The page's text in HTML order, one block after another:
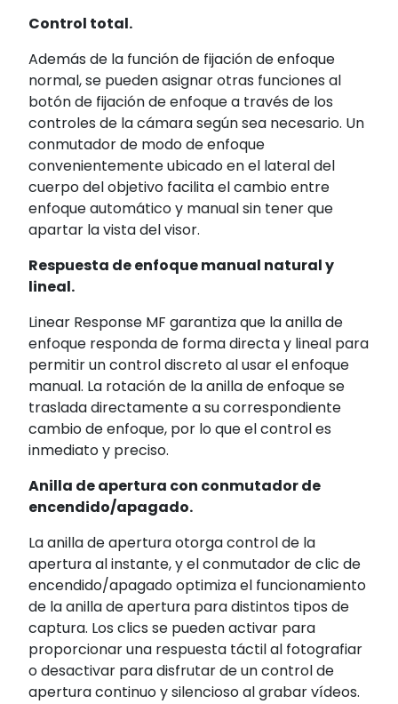
Control total.
Además de la función de fijación de enfoque
normal, se pueden asignar otras funciones al
botón de fijación de enfoque a través de los
controles de la cámara según sea necesario. Un
conmutador de modo de enfoque
convenientemente ubicado en el lateral del
cuerpo del objetivo facilita el cambio entre
enfoque automático y manual sin tener que
apartar la vista del visor.
Respuesta de enfoque manual natural y
lineal.
Linear Response MF garantiza que la anilla de
enfoque responda de forma directa y lineal para
permitir un control discreto al usar el enfoque
manual. La rotación de la anilla de enfoque se
traslada directamente a su correspondiente
cambio de enfoque, por lo que el control es
inmediato y preciso.
Anilla de apertura con conmutador de
encendido/apagado.
La anilla de apertura otorga control de la
apertura al instante, y el conmutador de clic de
encendido/apagado optimiza el funcionamiento
de la anilla de apertura para distintos tipos de
captura. Los clics se pueden activar para
proporcionar una respuesta táctil al fotografiar
o desactivar para disfrutar de un control de
apertura continuo y silencioso al grabar vídeos.